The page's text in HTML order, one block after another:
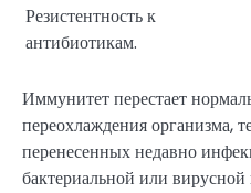
Резистентность к
антибиотикам.
Иммунитет перестает
переохлаждения организма,
перенесенных недавно
бактериальной или